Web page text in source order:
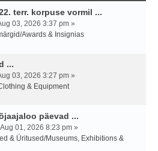
terr. korpuse vormil ...
03, 2026 3:37 pm »
Awards & Insignias
...
03, 2026 3:27 pm »
& Equipment
päevad ...
01, 2026 8:23 pm »
& Üritused/Museums, Exhibitions &